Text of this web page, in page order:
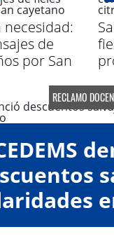
necesidad:
de
por San
RECLAMO
de